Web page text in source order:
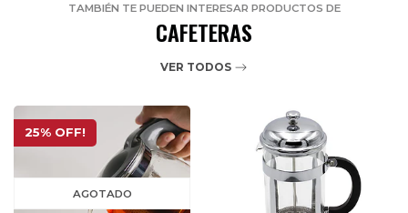
TAMBIÉN TE PUEDEN INTERESAR PRODUCTOS DE
CAFETERAS
VER TODOS
25% OFF!
AGOTADO